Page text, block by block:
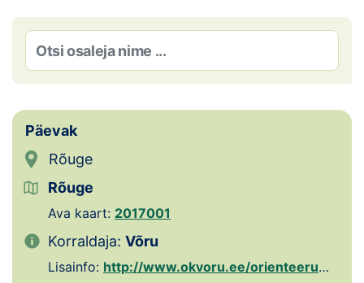
Galerii
Kaardid
Kalender
Koondised
Tule klubisse!
Dokumendid
Päevak
Rõuge
Rõuge
Ava kaart: 2017001
Korraldaja: Võru
Lisainfo: http://www.okvoru.ee/orienteerumispaevakud/